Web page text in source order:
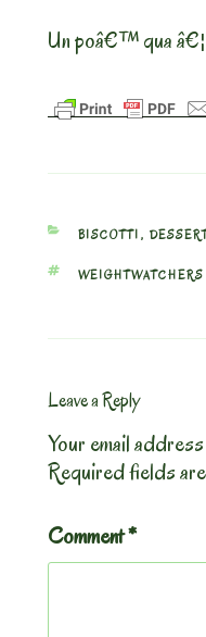
Un poâ€™ qua
CATEGORIES
BISCOTTI ,
TAGS
WEIGHTWATCHERS
Leave a Reply
Your email
Required fields
Comment*